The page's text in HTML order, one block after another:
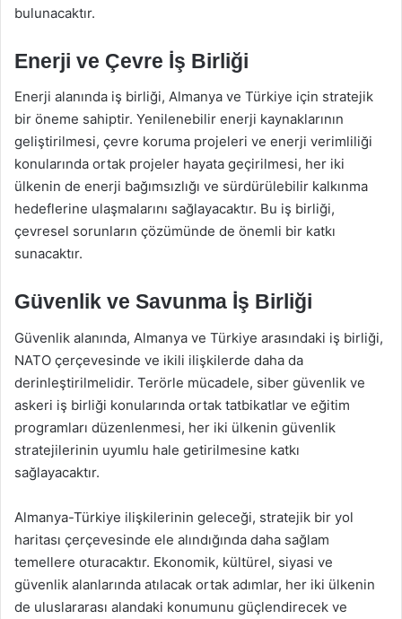
bulunacaktır.
Enerji ve Çevre İş Birliği
Enerji alanında iş birliği, Almanya ve Türkiye için stratejik
bir öneme sahiptir. Yenilenebilir enerji kaynaklarının
geliştirilmesi, çevre koruma projeleri ve enerji verimliliği
konularında ortak projeler hayata geçirilmesi, her iki
ülkenin de enerji bağımsızlığı ve sürdürülebilir kalkınma
hedeflerine ulaşmalarını sağlayacaktır. Bu iş birliği,
çevresel sorunların çözümünde de önemli bir katkı
sunacaktır.
Güvenlik ve Savunma İş Birliği
Güvenlik alanında, Almanya ve Türkiye arasındaki iş birliği,
NATO çerçevesinde ve ikili ilişkilerde daha da
derinleştirilmelidir. Terörle mücadele, siber güvenlik ve
askeri iş birliği konularında ortak tatbikatlar ve eğitim
programları düzenlenmesi, her iki ülkenin güvenlik
stratejilerinin uyumlu hale getirilmesine katkı
sağlayacaktır.
Almanya-Türkiye ilişkilerinin geleceği, stratejik bir yol
haritası çerçevesinde ele alındığında daha sağlam
temellere oturacaktır. Ekonomik, kültürel, siyasi ve
güvenlik alanlarında atılacak ortak adımlar, her iki ülkenin
de uluslararası alandaki konumunu güçlendirecek ve